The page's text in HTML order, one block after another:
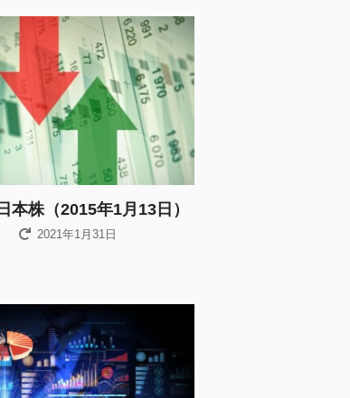
本株（2015年1月13日）
2021年1月31日